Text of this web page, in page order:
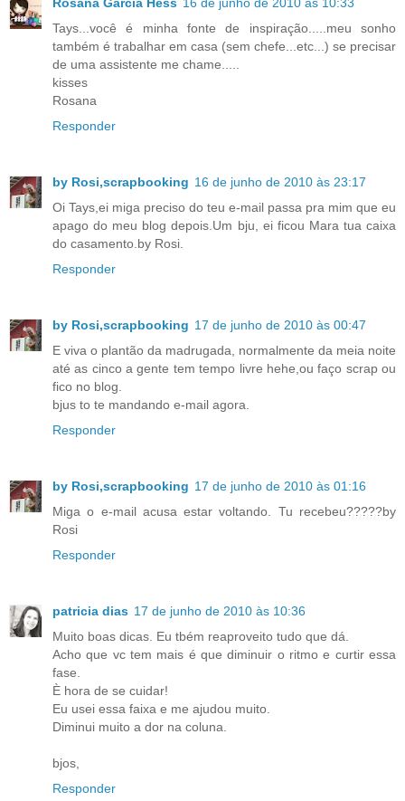
Tays...você é minha fonte de inspiração.....meu sonho
também é trabalhar em casa (sem chefe...etc...) se precisar
de uma assistente me chame.....
kisses
Rosana
Responder
by Rosi,scrapbooking 16 de junho de 2010 às 23:17
Oi Tays,ei miga preciso do teu e-mail passa pra mim que eu
apago do meu blog depois.Um bju, ei ficou Mara tua caixa
do casamento.by Rosi.
Responder
by Rosi,scrapbooking 17 de junho de 2010 às 00:47
E viva o plantão da madrugada, normalmente da meia noite
até as cinco a gente tem tempo livre hehe,ou faço scrap ou
fico no blog.
bjus to te mandando e-mail agora.
Responder
by Rosi,scrapbooking 17 de junho de 2010 às 01:16
Miga o e-mail acusa estar voltando. Tu recebeu?????by
Rosi
Responder
patricia dias 17 de junho de 2010 às 10:36
Muito boas dicas. Eu tbém reaproveito tudo que dá.
Acho que vc tem mais é que diminuir o ritmo e curtir essa
fase.
È hora de se cuidar!
Eu usei essa faixa e me ajudou muito.
Diminui muito a dor na coluna.
bjos,
Responder